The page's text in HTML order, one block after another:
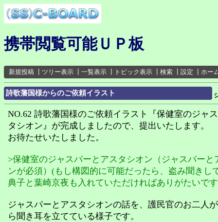
携帯閲覧可能ＵＰ板
新規投稿 ツリー表示 一覧表示 トピック表示 検索 設定 ホー
詩歌藩国様からのご依頼イラスト
NO.62 詩歌藩国様のご依頼イラスト『保健室のジャ
タシオン』が完成しましたので、提出いたします。
お待たせいたしました。
>保健室のジャスパーとアスタシオン（ジャスパーと
ンが必須）(もし構図的に可能だったら、盗み聞きし
典子と葉崎京夜も入れていただければありがたいで
ジャスパーとアスタシオンの話を、護民官のお二人
ら聞き耳を立てている様子です。